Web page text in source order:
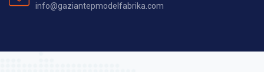
info@gaziantepmodelfabrika.com